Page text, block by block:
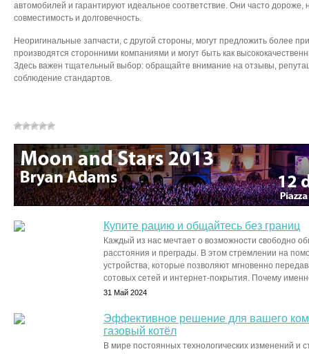
автомобилей и гарантируют идеальное соответствие. Они часто
совместимость и долговечность.
Неоригинальные запчасти, с другой стороны, могут предложить более
производятся сторонними компаниями и могут быть как
Здесь важен тщательный выбор: обращайте внимание на отзывы,
соблюдение стандартов.
Купите рацию и общайтесь без границ
Каждый из нас мечтает о возможности свободно
расстояния и преграды. В этом стремлении на
устройства, которые позволяют мгновенно
сотовых сетей и интернет-покрытия. Почему
31 Май 2024
Эффективное решение для вашего
газовый котёл
В мире постоянных технологических изменений и